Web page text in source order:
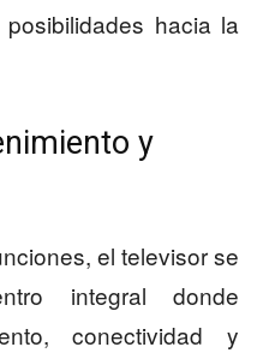
hacia la
y
el televisor se
integral donde
conectividad y